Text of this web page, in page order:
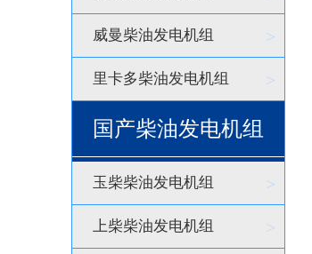
威曼柴油发电机组 >
里卡多柴油发电机组 >
国产柴油发电机组
玉柴柴油发电机组 >
上柴柴油发电机组 >